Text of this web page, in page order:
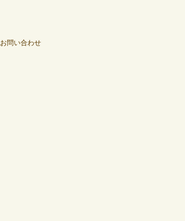
お問い合わせ